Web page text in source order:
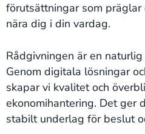
förutsättningar som
nära dig i din vardag.
Rådgivningen är en
Genom digitala lösningar
skapar vi kvalitet och
ekonomihantering. Det ger
stabilt underlag för beslut